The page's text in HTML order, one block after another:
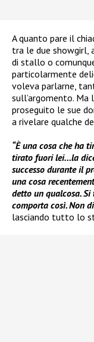
A quanto pare il
tra le due showgirl,
di stallo o
particolarmente
voleva parlarne,
sull’argomento. Ma
proseguito le sue
a rivelare qualche
“È una cosa che ha
tirato fuori lei…la
successo durante il
una cosa
detto un qualcosa.
comporta così. Non
lasciando tutto lo